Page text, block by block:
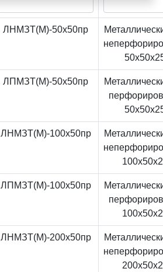
ЛНМЗТ(М)-50x50пр
ЛПМЗТ(М)-50x50пр
ЛНМЗТ(М)-100x50пр
ЛПМЗТ(М)-100x50пр
ЛНМЗТ(М)-200x50пр